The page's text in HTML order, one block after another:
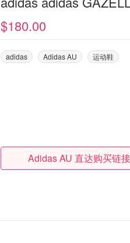
$180.00
adidas Adidas AU 运动鞋
Adidas AU 直达购买链接